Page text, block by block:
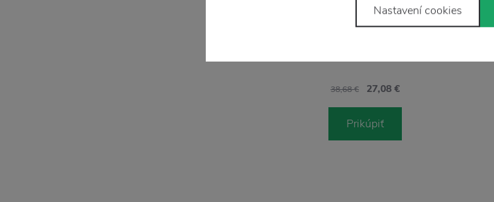
EVA SOLO
Nerezový termohrnček To Go sivý,
38,68 € 27,08 €
Prikúpiť
Nastavení cookies